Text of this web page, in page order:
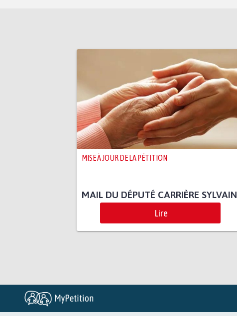
MISE À JOUR DE LA PÉTITION
MAIL DU DÉPUTÉ CARRIÈRE SYLVAIN
Lire